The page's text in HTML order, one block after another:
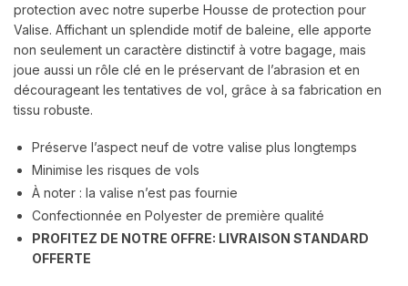
protection avec notre superbe Housse de protection pour
Valise. Affichant un splendide motif de baleine, elle apporte
non seulement un caractère distinctif à votre bagage, mais
joue aussi un rôle clé en le préservant de l’abrasion et en
décourageant les tentatives de vol, grâce à sa fabrication en
tissu robuste.
Préserve l’aspect neuf de votre valise plus longtemps
Minimise les risques de vols
À noter : la valise n’est pas fournie
Confectionnée en Polyester de première qualité
PROFITEZ DE NOTRE OFFRE: LIVRAISON STANDARD
OFFERTE